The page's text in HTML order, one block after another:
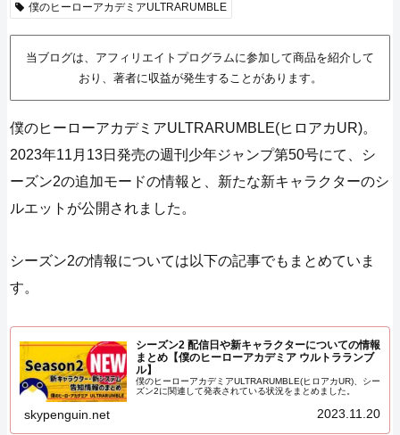
僕のヒーローアカデミアULTRARUMBLE
当ブログは、アフィリエイトプログラムに参加して商品を紹介して
おり、著者に収益が発生することがあります。
僕のヒーローアカデミアULTRARUMBLE(ヒロアカUR)。
2023年11月13日発売の週刊少年ジャンプ第50号にて、シ
ーズン2の追加モードの情報と、新たな新キャラクターのシ
ルエットが公開されました。
シーズン2の情報については以下の記事でもまとめていま
す。
シーズン2 配信日や新キャラクターについての情報
まとめ【僕のヒーローアカデミア ウルトラランブ
ル】
僕のヒーローアカデミアULTRARUMBLE(ヒロアカUR)、シー
ズン2に関連して発表されている状況をまとめました。
skypenguin.net 2023.11.20